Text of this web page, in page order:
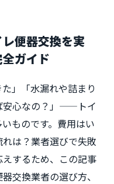
便器交換を実
ガイド
」「水漏れや詰まり
安心なの？」——トイ
ものです。費用はい
は？業者選びで失敗
するため、この記事
交換業者の選び方、